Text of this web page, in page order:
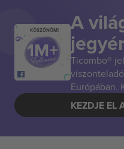
KÖSZÖNÖM! A
Ticombo®
Európában.
KEZDJE EL